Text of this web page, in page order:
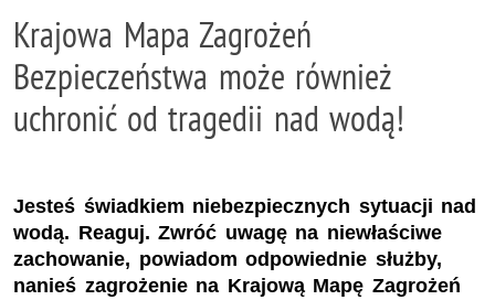
Krajowa Mapa Zagrożeń
Bezpieczeństwa może również
uchronić od tragedii nad wodą!
Jesteś świadkiem niebezpiecznych sytuacji nad
wodą. Reaguj. Zwróć uwagę na niewłaściwe
zachowanie, powiadom odpowiednie służby,
nanieś zagrożenie na Krajową Mapę Zagrożeń